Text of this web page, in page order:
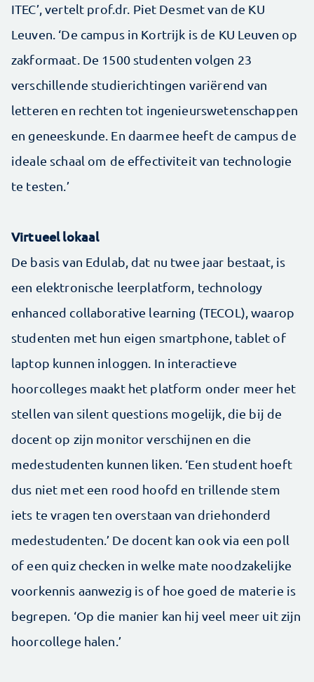
ITEC’, vertelt prof.dr. Piet Desmet van de KU
Leuven. ‘De campus in Kortrijk is de KU Leuven op
zakformaat. De 1500 studenten volgen 23
verschillende studierichtingen variërend van
letteren en rechten tot ingenieurswetenschappen
en geneeskunde. En daarmee heeft de campus de
ideale schaal om de effectiviteit van technologie
te testen.’
Virtueel lokaal
De basis van Edulab, dat nu twee jaar bestaat, is
een elektronische leerplatform, technology
enhanced collaborative learning (TECOL), waarop
studenten met hun eigen smartphone, tablet of
laptop kunnen inloggen. In interactieve
hoorcolleges maakt het platform onder meer het
stellen van silent questions mogelijk, die bij de
docent op zijn monitor verschijnen en die
medestudenten kunnen liken. ‘Een student hoeft
dus niet met een rood hoofd en trillende stem
iets te vragen ten overstaan van driehonderd
medestudenten.’ De docent kan ook via een poll
of een quiz checken in welke mate noodzakelijke
voorkennis aanwezig is of hoe goed de materie is
begrepen. ‘Op die manier kan hij veel meer uit zijn
hoorcollege halen.’